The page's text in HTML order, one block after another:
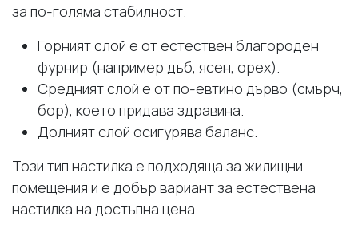
за по-голяма стабилност.
Горният слой е от естествен благороден
фурнир (например дъб, ясен, орех).
Средният слой е от по-евтино дърво (смърч,
бор), което придава здравина.
Долният слой осигурява баланс.
Този тип настилка е подходяща за жилищни
помещения и е добър вариант за естествена
настилка на достъпна цена.